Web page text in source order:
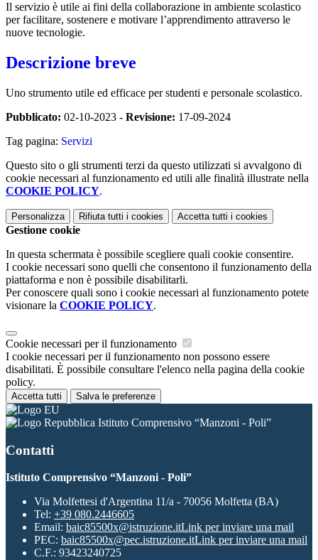
Il servizio è utile ai fini della collaborazione in ambiente scolastico
per facilitare, sostenere e motivare l’apprendimento attraverso le
nuove tecnologie.
Descrizione breve
Uno strumento utile ed efficace per studenti e personale scolastico.
Pubblicato: 02-10-2023 - Revisione: 17-09-2024
Tag pagina: Servizi
Questo sito o gli strumenti terzi da questo utilizzati si avvalgono di
cookie necessari al funzionamento ed utili alle finalità illustrate nella
COOKIE POLICY.
Personalizza Rifiuta tutti i cookies Accetta tutti i cookies
Gestione cookie
In questa schermata è possibile scegliere quali cookie consentire.
I cookie necessari sono quelli che consentono il funzionamento della
piattaforma e non è possibile disabilitarli.
Per conoscere quali sono i cookie necessari al funzionamento potete
visionare la COOKIE POLICY.
Cookie necessari per il funzionamento
I cookie necessari per il funzionamento non possono essere
disabilitati. È possibile consultare l'elenco nella pagina della cookie
policy.
Accetta tutti Salva le preferenze
Istituto Comprensivo “Manzoni - Poli”
Contatti
Istituto Comprensivo “Manzoni - Poli”
Via Molfettesi d'Argentina 11/a - 70056 Molfetta (BA)
Tel: +39 080.2446605
Email: baic85500x@istruzione.itLink per inviare una mail
PEC: baic85500x@pec.istruzione.itLink per inviare una mail
C.F.: 93423240725